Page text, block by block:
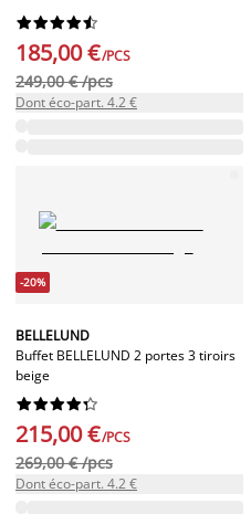






185,00 €/PCS
249,00 € /pcs
Dont éco-part. 4.2 €
-20%
BELLELUND
Buffet BELLELUND 2 portes 3 tiroirs
beige






215,00 €/PCS
269,00 € /pcs
Dont éco-part. 4.2 €